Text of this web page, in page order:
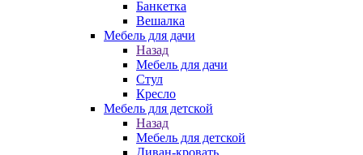
Банкетка
Вешалка
Мебель для дачи
Назад
Мебель для дачи
Стул
Кресло
Мебель для детской
Назад
Мебель для детской
Диван-кровать